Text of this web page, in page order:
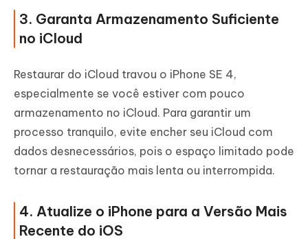
3. Garanta Armazenamento Suficiente
no iCloud
Restaurar do iCloud travou o iPhone SE 4,
especialmente se você estiver com pouco
armazenamento no iCloud. Para garantir um
processo tranquilo, evite encher seu iCloud com
dados desnecessários, pois o espaço limitado pode
tornar a restauração mais lenta ou interrompida.
4. Atualize o iPhone para a Versão Mais
Recente do iOS